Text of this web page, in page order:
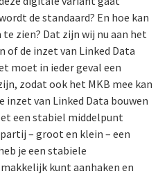
de standaard? En hoe kan
zien? Dat zijn wij nu aan het
of de inzet van Linked Data
moet in ieder geval een
zodat ook het MKB mee kan
inzet van Linked Data bouwen
een stabiel middelpunt
– groot en klein – een
je een stabiele
kunt aanhaken en